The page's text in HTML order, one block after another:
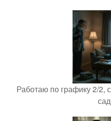
Работаю по графику 2/2,